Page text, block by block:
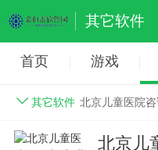
其它软件
首页 游戏
其它软件 北京儿童医院